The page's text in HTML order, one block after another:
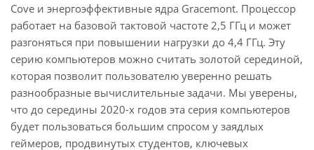
Cove и энергоэффективные ядра Gracemont. Процессор
работает на базовой тактовой частоте 2,5 ГГц и может
разгоняться при повышении нагрузки до 4,4 ГГц. Эту
серию компьютеров можно считать золотой серединой,
которая позволит пользователю уверенно решать
разнообразные вычислительные задачи. Мы уверены,
что до середины 2020-х годов эта серия компьютеров
будет пользоваться большим спросом у заядлых
геймеров, продвинутых студентов, ключевых